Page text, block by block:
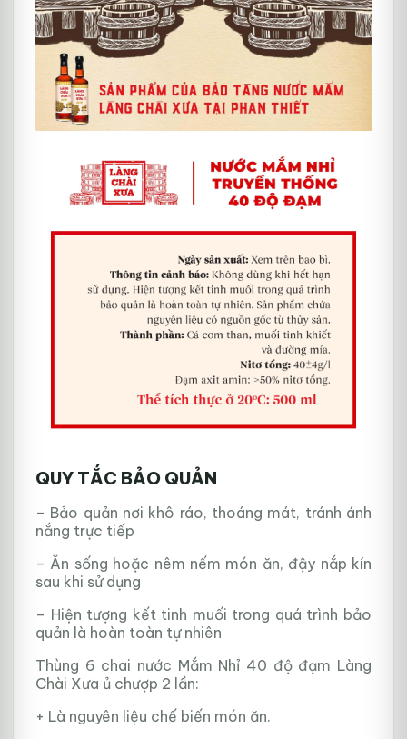
QUY TẮC BẢO QUẢN
– Bảo quản nơi khô ráo, thoáng mát, tránh ánh
nắng trực tiếp
– Ăn sống hoặc nêm nếm món ăn, đậy nắp kín
sau khi sử dụng
– Hiện tượng kết tinh muối trong quá trình bảo
quản là hoàn toàn tự nhiên
Thùng 6 chai nước Mắm Nhỉ 40 độ đạm Làng
Chài Xưa ủ chượp 2 lần:
+ Là nguyên liệu chế biến món ăn.